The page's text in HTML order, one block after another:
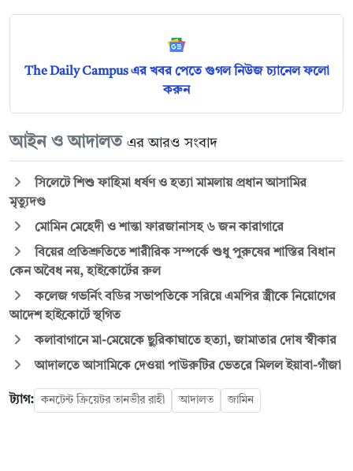
The Daily Campus এর খবর পেতে গুগল নিউজ চ্যানেল ফলো
করুন
আইন ও আদালত এর আরও সংবাদ
সিলেটে শিশু ফাহিমা ধর্ষণ ও হত্যা মামলায় প্রধান আসামির
মৃত্যুদণ্ড
মোমিন মেহেদী ও শান্তা ফারজানাসহ ৬ জন কারাগারে
বিয়ের প্রতিশ্রুতিতে শারীরিক সম্পর্কে শুধু পুরুষের শাস্তির বিধান
কেন অবৈধ নয়, হাইকোর্টের রুল
কলেজ গভর্নিং বডির সভাপতিকে সরিয়ে এমপির স্ত্রীকে নিয়োগের
আদেশ হাইকোর্টে স্থগিত
কলাবাগানে মা-মেয়েকে ছুরিকাঘাতে হত্যা, জামাতার দোষ স্বীকার
আদালতে আসামিকে দেওয়া পাউরুটির ভেতরে মিলল ইয়াবা-গাঁজা
ট্যাগ: কনটেন্ট ক্রিয়েটর তানভীর রাহী আদালত জামিন